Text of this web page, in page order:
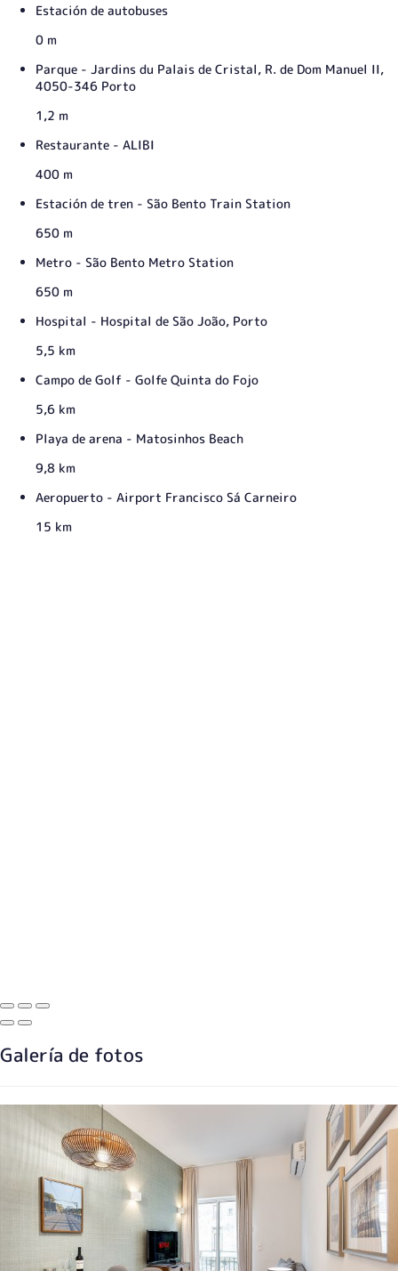
Estación de autobuses
0 m
Parque - Jardins du Palais de Cristal, R. de Dom Manuel II,
4050-346 Porto
1,2 m
Restaurante - ALIBI
400 m
Estación de tren - São Bento Train Station
650 m
Metro - São Bento Metro Station
650 m
Hospital - Hospital de São João, Porto
5,5 km
Campo de Golf - Golfe Quinta do Fojo
5,6 km
Playa de arena - Matosinhos Beach
9,8 km
Aeropuerto - Airport Francisco Sá Carneiro
15 km
Galería de fotos